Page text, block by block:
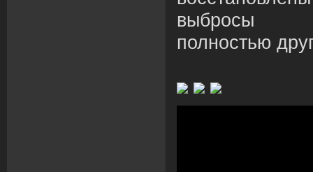
выбросы
полностью